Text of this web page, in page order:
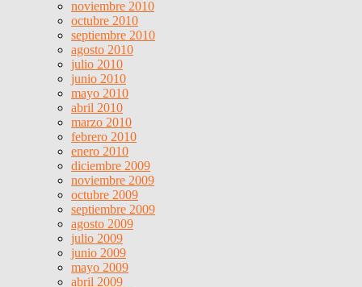
noviembre 2010
octubre 2010
septiembre 2010
agosto 2010
julio 2010
junio 2010
mayo 2010
abril 2010
marzo 2010
febrero 2010
enero 2010
diciembre 2009
noviembre 2009
octubre 2009
septiembre 2009
agosto 2009
julio 2009
junio 2009
mayo 2009
abril 2009